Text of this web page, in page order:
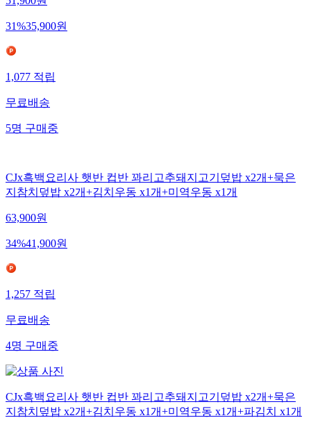
51,900원
31%35,900원
1,077적립
무료배송
5명구매중
CJx흑백요리사 햇반 컵반 꽈리고추돼지고기덮밥 x2개+묵은
지참치덮밥 x2개+김치우동 x1개+미역우동 x1개
63,900원
34%41,900원
1,257적립
무료배송
4명구매중
CJx흑백요리사 햇반 컵반 꽈리고추돼지고기덮밥 x2개+묵은
지참치덮밥 x2개+김치우동 x1개+미역우동 x1개+파김치 x1개